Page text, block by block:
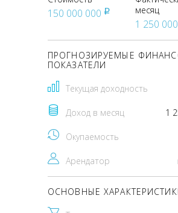
150 000 000 pуб
месяц
1 250 000
ПРОГНОЗИРУЕМЫЕ
ПОКАЗАТЕЛИ
Текущая доходность
Доход в месяц 1
Окупаемость
Арендатор
ОСНОВНЫЕ